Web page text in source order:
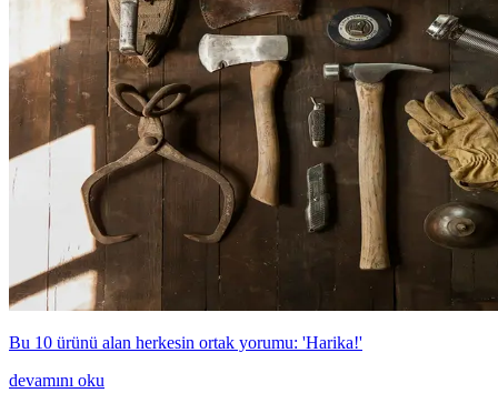
Bu 10 ürünü alan herkesin ortak yorumu: 'Harika!'
devamını oku